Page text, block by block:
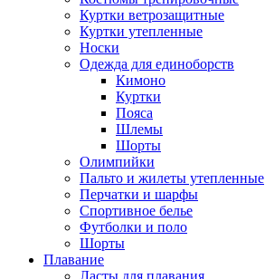
Куртки ветрозащитные
Куртки утепленные
Носки
Одежда для единоборств
Кимоно
Куртки
Пояса
Шлемы
Шорты
Олимпийки
Пальто и жилеты утепленные
Перчатки и шарфы
Спортивное белье
Футболки и поло
Шорты
Плавание
Ласты для плавания